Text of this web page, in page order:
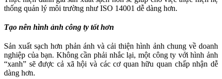
thống quản lý môi trường như ISO 14001 dễ dàng hơn.
Tạo nên hình ảnh công ty tốt hơn
Sản xuất sạch hơn phản ánh và cải thiện hình ảnh chung về doanh
nghiệp của bạn. Không cần phải nhắc lại, một công ty với hình ảnh
“xanh” sẽ được cả xã hội và các cơ quan hữu quan chấp nhận dễ
dàng hơn.